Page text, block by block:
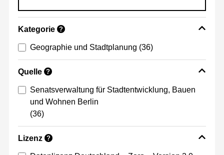
Kategorie ?
Geographie und Stadtplanung (36)
Quelle ?
Senatsverwaltung für Stadtentwicklung, Bauen
und Wohnen Berlin
(36)
Lizenz ?